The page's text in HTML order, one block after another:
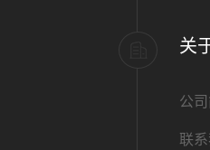
关
公
联